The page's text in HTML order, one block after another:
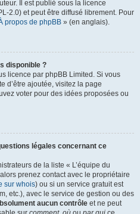
Il est publié sous la licence
2.0) et peut être diffusé librement. Pour
propos de phpBB » (en anglais).
disponible ?
licence par phpBB Limited. Si vous
d’être ajoutée, visitez la page
voter pour des idées proposées ou
légales concernant ce
de la liste « L’équipe du
prenez contact avec le propriétaire
sur whois) ou si un service gratuit est
etc.), avec le service de gestion ou des
aucun contrôle et ne peut